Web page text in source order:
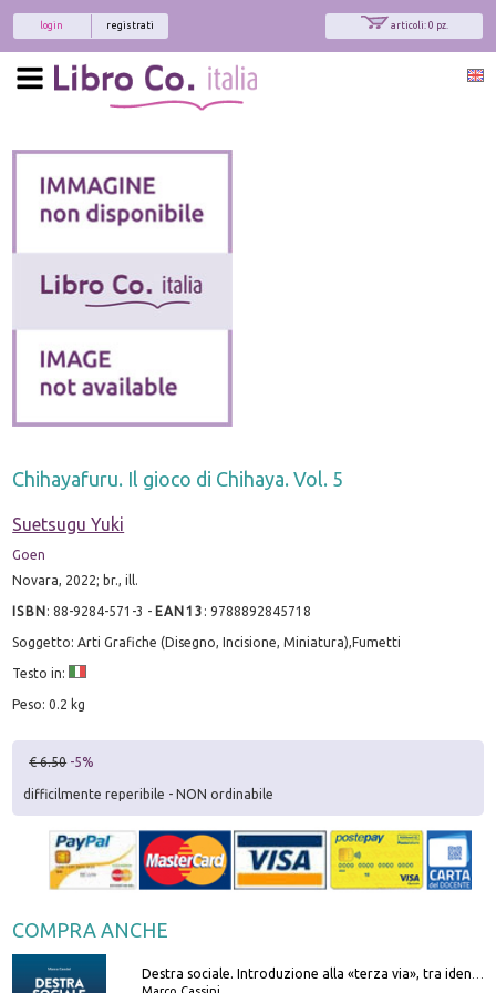
articoli: 0 pz.
registrati
login
Chihayafuru. Il gioco di Chihaya. Vol. 5
Suetsugu Yuki
Goen
Novara, 2022; br., ill.
ISBN:88-9284-571-3 - EAN13 :9788892845718
Soggetto: Arti Grafiche (Disegno, Incisione, Miniatura),Fumetti
Testo in:
Peso: 0.2 kg
€ 6.50 -5%
difficilmente reperibile - NON ordinabile
COMPRA ANCHE
Marco Cassini